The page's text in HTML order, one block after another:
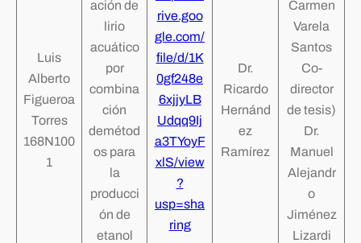
Luis
Alberto
Figueroa
Torres
168N100
1
ación de
lirio
acuático
por
combina
ción
demétod
os para
la
producci
ón de
etanol
rive.goo
gle.com/
file/d/1K
0gf248e
6xjjyLB
Udqq9Ij
a3TYoyF
xlS/view
?
usp=sha
ring
Dr.
Ricardo
Hernánd
ez
Ramírez
Carmen
Varela
Santos
Co-
director
de tesis)
Dr.
Manuel
Alejandr
o
Jiménez
Lizardi